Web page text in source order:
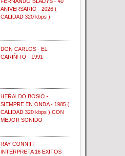
ANIVERSARIO - 2026 (
CALIDAD 320 kbps )
DON CARLOS - EL
CARIÑITO - 1991
HERALDO BOSIO -
SIEMPRE EN ONDA - 1985 (
CALIDAD 320 kbps ) CON
MEJOR SONIDO
RAY CONNIFF -
INTERPRETA 16 EXITOS